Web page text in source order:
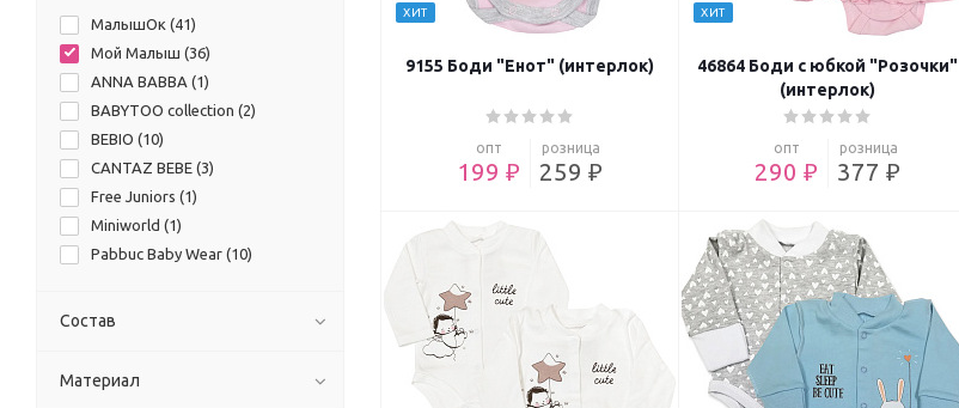
ХИТ
9155 Боди "Енот" (интерлок)
опт
199 ₽
розница
259 ₽
ХИТ
46864 Боди с юбкой "Розочки"
(интерлок)
опт
290 ₽
розница
377 ₽
МалышОк (41)
Мой Малыш (36)
ANNA BABBA (1)
BABYTOO collection (2)
BEBIO (10)
CANTAZ BEBE (3)
Free Juniors (1)
Miniworld (1)
Pabbuc Baby Wear (10)
Состав
Материал